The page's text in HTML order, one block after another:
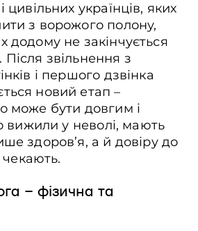
цивільних українців, яких
з ворожого полону,
додому не закінчується
звільнення з
і першого дзвінка
новий етап –
може бути довгим і
вижили у неволі, мають
здоров’я, а й довіру до
чекають.
– фізична та